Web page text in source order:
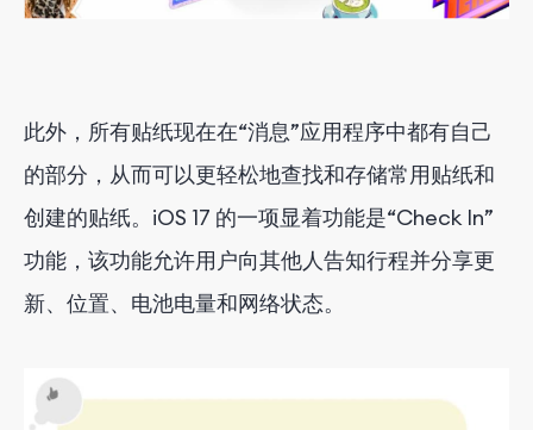
此外，所有贴纸现在在“消息”应用程序中都有自己
的部分，从而可以更轻松地查找和存储常用贴纸和
创建的贴纸。iOS 17 的一项显着功能是“Check In”
功能，该功能允许用户向其他人告知行程并分享更
新、位置、电池电量和网络状态。